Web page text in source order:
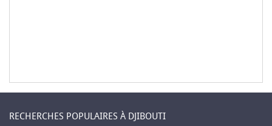
RECHERCHES POPULAIRES À DJIBOUTI